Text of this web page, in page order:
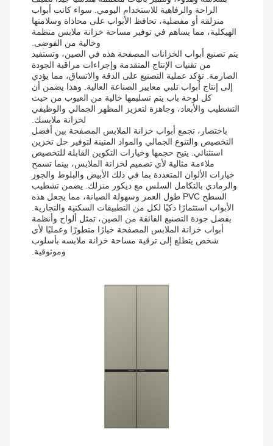
الراحة والرفاهية للاستخدام اليومي. سواء كانت أبواب
منزلقة أو مفصلية، تحافظ الأبواب على محاذاة وسلامتها
الهيكلية، مما يساهم في توفير مساحة خزانة ملابس منظمة
وخالية من الفوضى.
يتم تصنيع أبواب الخزانات المصفحة هذه في الصين، وتستفيد
من تقنيات الإنتاج المتقدمة وإجراءات مراقبة الجودة
الصارمة. تؤكد عملية التصنيع على الدقة والاتساق، مما يؤدي
إلى إنتاج أبواب تلبي معايير الصناعة العالية. وهذا يضمن أن
كل لوحة باب يتم تسليمها خالية من العيوب من حيث
التشطيب والأبعاد، وجاهزة لتعزيز المظهر الجمالي والوظيفي
لخزانة ملابسك.
باختصار، تجمع أبواب خزانة الملابس المصفحة بين أفضل
التخصيص والتنوع الجمالي والمواد المتينة لتوفير حل تخزين
استثنائي. يتيح حجمها وخيارات التكوين القابلة للتخصيص
ملاءمة مثالية لأي تصميم لخزانة الملابس، بينما تسمح
خيارات الألوان المتعددة بما في ذلك الأبيض والبلوط والجوز
والرمادي بالتكامل السلس مع ديكور منزلك. يضمن تشطيب
السطح PVC طول العمر وسهولة الصيانة، مما يجعل هذه
الأبواب استثمارًا ذكيًا لكل من التطبيقات السكنية والتجارية.
بفضل جودة التصنيع الفائقة من الصين، تمثل ألواح وأنظمة
أبواب خزانة الملابس المصفحة خيارًا متطورًا وعمليًا لأي
شخص يتطلع إلى ترقية مساحة خزانة ملابسه بأسلوب
وموثوقية.